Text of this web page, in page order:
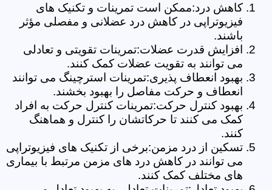
کاهش درد:ممکن است تمرینات و تکنیک های
فیزیوتراپی در کاهش درد عضلانی و مفصلی مؤثر
باشند.
افزایش قدرت عضلات:تمرینات تقویتی و تعادلی
می توانند به تقویت عضلات کمک کنند.
بهبود انعطاف پذیری:تمرینات استرچینگ می توانند
انعطاف و حرکت مفاصل را بهبود بخشند.
بهبود کنترل حرکت:تمرینات کنترل حرکت به افراد
کمک می کنند تا حرکاتشان را کنترل و هماهنگ
کنند.
تسکین از درد مزمن:برخی از تکنیک های فیزیوتراپی
می توانند در کاهش درد های مزمن مرتبط با بیماری
های مختلف کمک کنند.